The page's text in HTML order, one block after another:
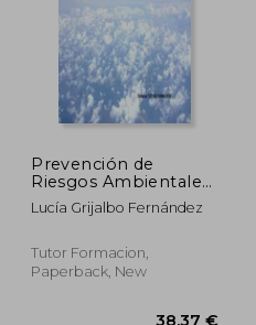
Prevención de
Riesgos Ambientales.
Mf1974. (in Spanish)
Lucía Grijalbo Fernández
Tutor Formacion,
Paperback, New